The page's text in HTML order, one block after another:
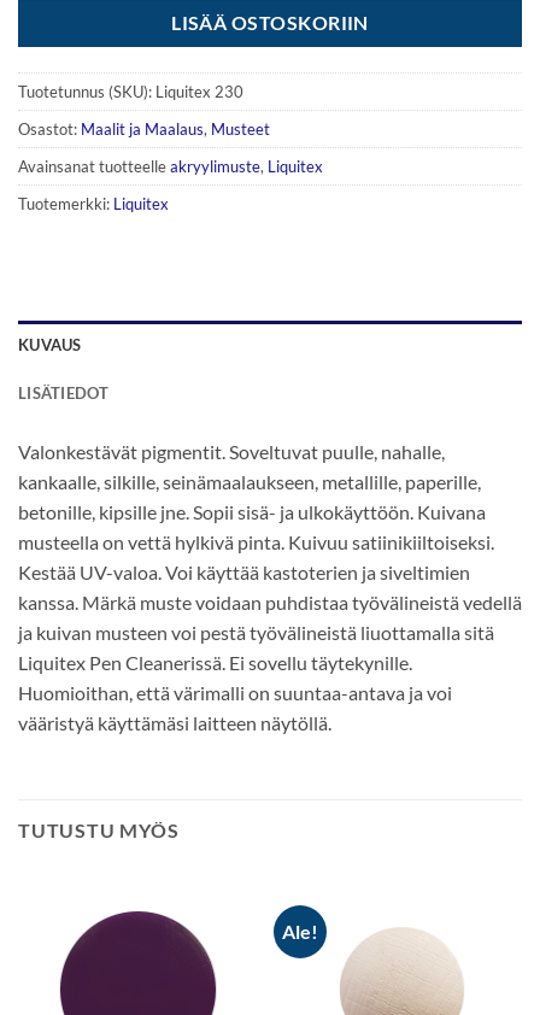
LISÄÄ OSTOSKORIIN
Tuotetunnus (SKU): Liquitex 230
Osastot: Maalit ja Maalaus, Musteet
Avainsanat tuotteelleakryylimuste, Liquitex
Tuotemerkki: Liquitex
KUVAUS
LISÄTIEDOT
Valonkestävät pigmentit. Soveltuvat puulle, nahalle,
kankaalle, silkille, seinämaalaukseen, metallille, paperille,
betonille, kipsille jne. Sopii sisä- ja ulkokäyttöön. Kuivana
musteella on vettä hylkivä pinta. Kuivuu satiinikiiltoiseksi.
Kestää UV-valoa. Voi käyttää kastoterien ja siveltimien
kanssa. Märkä muste voidaan puhdistaa työvälineistä vedellä
ja kuivan musteen voi pestä työvälineistä liuottamalla sitä
Liquitex Pen Cleanerissä. Ei sovellu täytekynille.
Huomioithan, että värimalli on suuntaa-antava ja voi
vääristyä käyttämäsi laitteen näytöllä.
TUTUSTU MYÖS
Ale!